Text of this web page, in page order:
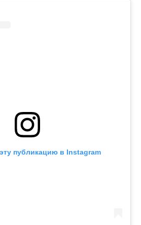
публикацию в Instagram